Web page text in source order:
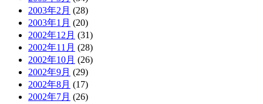
2003年2月 (28)
2003年1月 (20)
2002年12月 (31)
2002年11月 (28)
2002年10月 (26)
2002年9月 (29)
2002年8月 (17)
2002年7月 (26)